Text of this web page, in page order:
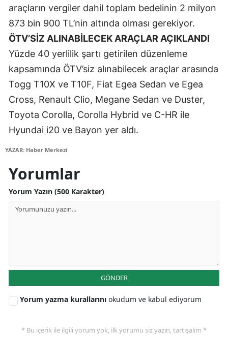
Karaman
Kırıkkale
Batman
Şırnak
Bartın
Ardahan
araçların vergiler dahil toplam bedelinin 2 milyon
873 bin 900 TL’nin altında olması gerekiyor.
ÖTV’SİZ ALINABİLECEK ARAÇLAR AÇIKLANDI
Yüzde 40 yerlilik şartı getirilen düzenleme
kapsamında ÖTV’siz alınabilecek araçlar arasında
Togg T10X ve T10F, Fiat Egea Sedan ve Egea
Cross, Renault Clio, Megane Sedan ve Duster,
Toyota Corolla, Corolla Hybrid ve C-HR ile
Hyundai i20 ve Bayon yer aldı.
YAZAR: Haber Merkezi
Yorumlar
Yorum Yazın (500 Karakter)
GÖNDER
Yorum yazma kurallarını okudum ve kabul ediyorum
* Bu içerik ile ilgili yorum yok, ilk yorumu siz yazın, tartışalım *